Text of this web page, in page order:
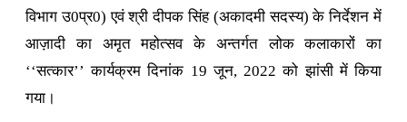
विभाग उ0प्र0) एवं श्री दीपक सिंह (अकादमी सदस्य) के निर्देशन में
आज़ादी का अमृत महोत्सव के अन्तर्गत लोक कलाकारों का
‘‘सत्कार’’ कार्यक्रम दिनांक 19 जून, 2022 को झांसी में किया
गया।